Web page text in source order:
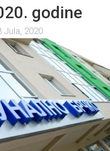
godine
Jula, 2020